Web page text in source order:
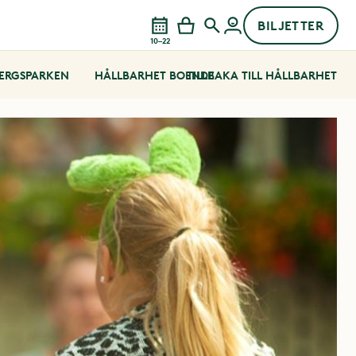
10–22
BILJETTER
HÅLLBARHET BOENDETILLBAKA TILL HÅLLBARHET